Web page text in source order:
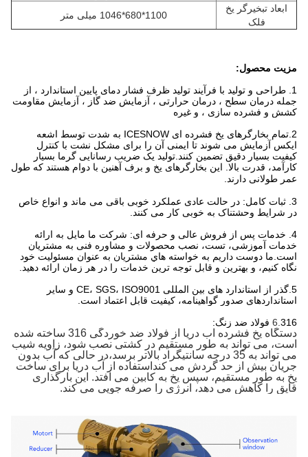
ابعاد تبخیرگر یخ
فلک
1100*680*1046 میلی متر
مزیت محصول:
1. طراحی و تولید با فرآیند تولید ظرف فشار دمای پایین استاندارد ، از
جمله درمان سطح ، درمان حرارتی ، آزمایش ضد گاز ، آزمایش مقاومت
کشش و فشرده سازی ، و غیره
2.
تمام بخارگرهای یخ فشرده ای ICESNOW به شدت توسط اشعه
ایکس آزمایش می شوند تا ایمنی آن را برای مشکل نشت با کنترل
کیفیت بسیار دقیق تضمین کنند.تولید یک ضریب رسانایی گرما بسیار
کارآمد، قدرت بالا. این بخارگرهای یخ و برف آهنین با دوام هستند که طول
عمر طولانی دارند.
3. ثبات کامل: در حالت عادی عملکرد خوبی باقی می ماند و انواع خاص
در شرایط وحشتناک به خوبی کار می کنند.
4. خدمات پس از فروش عالی و حرفه ای: شرکت ما مایل به ارائه
خدمات آموزشی، تست، نصب محصولات و مشاوره فنی به مشتریان
است.ما دوست داريم به خواسته هاي مشتريان به عنوان مسئوليت خود
نگاه کنيم، و بهترین و قابل توجه ترین خدمات را در هر زمان ارائه دهید.
5.
گذر از استاندارد های بین المللی CE، SGS، ISO9001 و سایر
استانداردهای صدور گواهینامه، کیفیت قابل اعتماد است.
6. 316 فولاد ضد زنگ:
دستگاه یخ فشرده آب دریا از فولاد ضد خوردگی 316 ساخته شده
است، می تواند به طور مستقیم در کشتی نصب شود، زاویه شیب
می تواند به 35 درجه سانتیگراد بالاتر برسد،در حالی که آب بدون
جریان بیش از حد گردش می کنداستفاده از آب دریا برای ساخت
یخ به طور مستقیم، سپس یخ به کابین می افتد. این بارگذاری
قایق را کاهش می دهد، انرژی را صرفه جویی می کند.